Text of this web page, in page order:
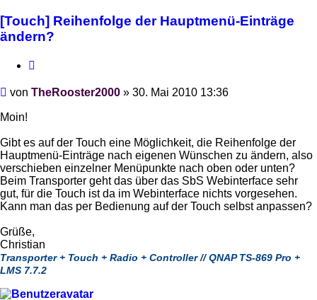
[Touch] Reihenfolge der Hauptmenü-Einträge
ändern?
Beitrag
von TheRooster2000 » 30. Mai 2010 13:36
Moin!
Gibt es auf der Touch eine Möglichkeit, die Reihenfolge der
Hauptmenü-Einträge nach eigenen Wünschen zu ändern, also
verschieben einzelner Menüpunkte nach oben oder unten?
Beim Transporter geht das über das SbS Webinterface sehr
gut, für die Touch ist da im Webinterface nichts vorgesehen.
Kann man das per Bedienung auf der Touch selbst anpassen?
Grüße,
Christian
Transporter + Touch + Radio + Controller // QNAP TS-869 Pro +
LMS 7.7.2